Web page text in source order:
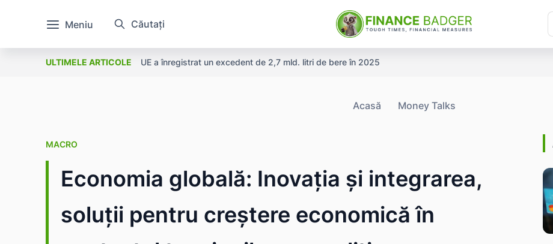
Meniu Căutați
ULTIMELE ARTICOLE UE a înregistrat un excedent de 2,7 mld. litri de bere în 2025
Acasă Money Talks
MACRO
Economia globală: Inovația și integrarea,
soluții pentru creștere economică în